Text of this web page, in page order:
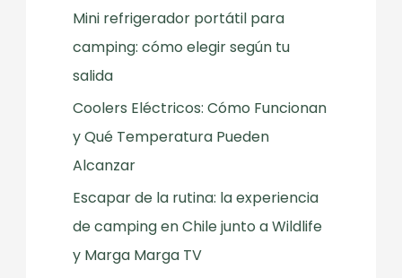
Mini refrigerador portátil para
camping: cómo elegir según tu
salida
Coolers Eléctricos: Cómo Funcionan
y Qué Temperatura Pueden
Alcanzar
Escapar de la rutina: la experiencia
de camping en Chile junto a Wildlife
y Marga Marga TV